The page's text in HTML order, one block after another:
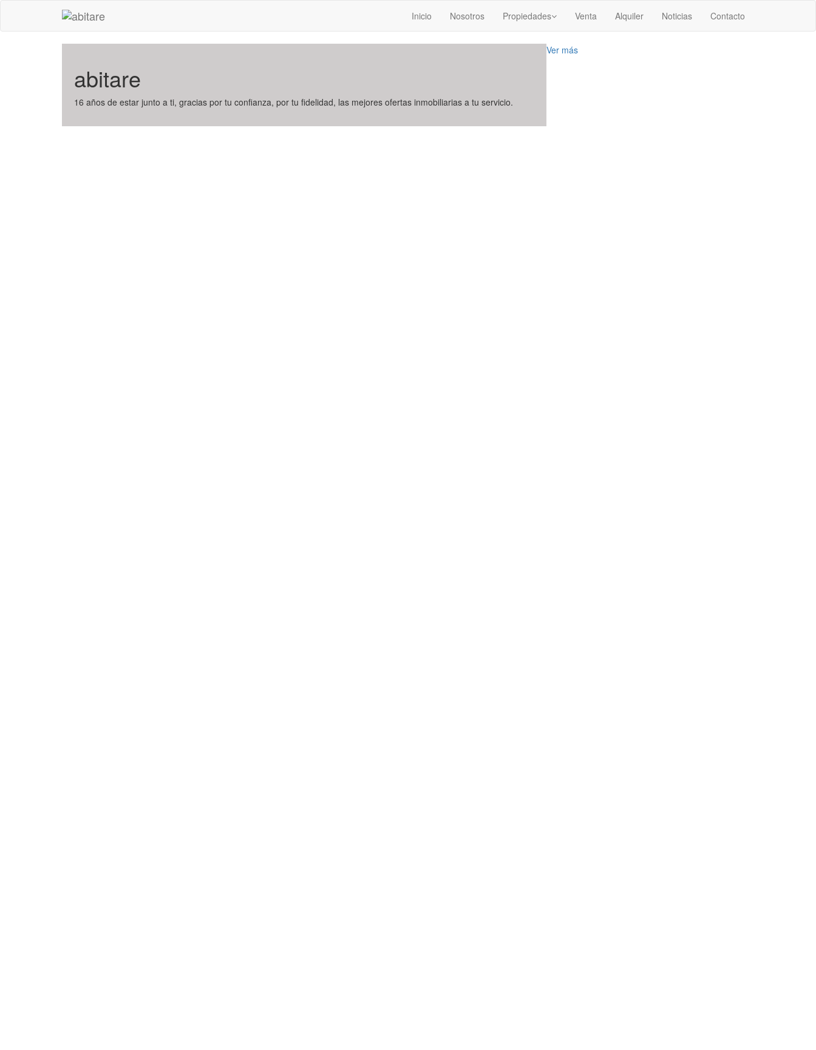
Inicio Nosotros Propiedades Venta Alquiler Noticias Contacto
abitare
16 años de estar junto a ti, gracias por tu confianza, por tu fidelidad, las mejores ofertas inmobiliarias a tu servicio.
Ver más